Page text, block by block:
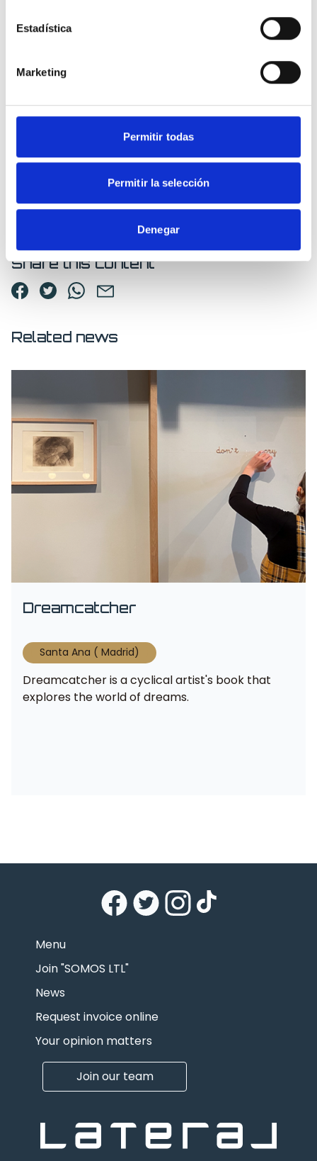
Estadística
Marketing
Permitir todas
Permitir la selección
Denegar
Share this content
Related news
Dreamcatcher
Santa Ana ( Madrid)
Dreamcatcher is a cyclical artist's book that
explores the world of dreams.
Menu
Join "SOMOS LTL"
News
Request invoice online
Your opinion matters
Join our team